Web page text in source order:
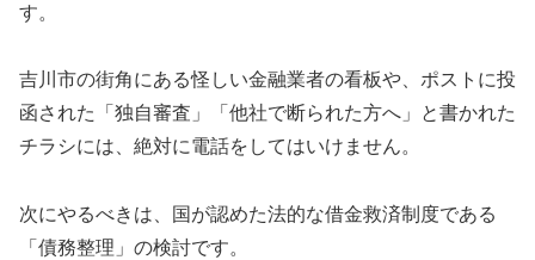
す。
吉川市の街角にある怪しい金融業者の看板や、ポストに投
函された「独自審査」「他社で断られた方へ」と書かれた
チラシには、絶対に電話をしてはいけません。
次にやるべきは、国が認めた法的な借金救済制度である
「債務整理」の検討です。